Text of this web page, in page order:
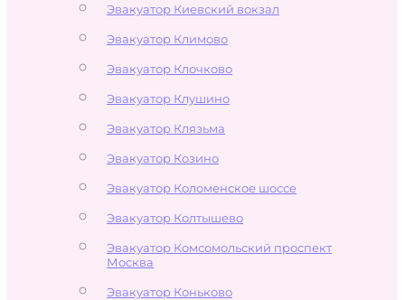
Эвакуатор Киевский вокзал
Эвакуатор Климово
Эвакуатор Клочково
Эвакуатор Клушино
Эвакуатор Клязьма
Эвакуатор Козино
Эвакуатор Коломенское шоссе
Эвакуатор Колтышево
Эвакуатор Комсомольский проспект
Москва
Эвакуатор Коньково